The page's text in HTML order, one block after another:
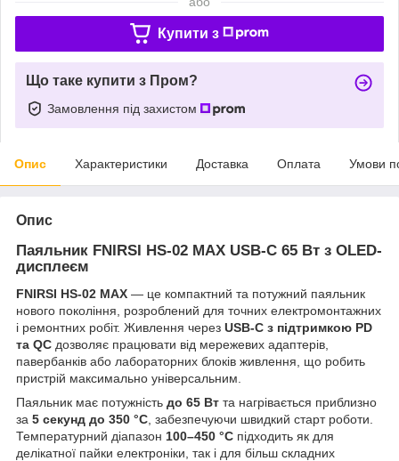
Купити з
Що таке купити з Пром?
Замовлення під захистом
Опис Характеристики Доставка Оплата Умови
Опис
Паяльник FNIRSI HS-02 MAX USB-C 65 Вт з OLED-
дисплеєм
FNIRSI HS-02 MAX — це компактний та потужний паяльник
нового покоління, розроблений для точних електромонтажних
і ремонтних робіт. Живлення через USB-C з підтримкою PD
та QC дозволяє працювати від мережевих адаптерів,
павербанків або лабораторних блоків живлення, що робить
пристрій максимально універсальним.
Паяльник має потужність до 65 Вт та нагрівається приблизно
за 5 секунд до 350 °C , забезпечуючи швидкий старт роботи.
Температурний діапазон 100–450 °C підходить як для
делікатної пайки електроніки, так і для більш складних